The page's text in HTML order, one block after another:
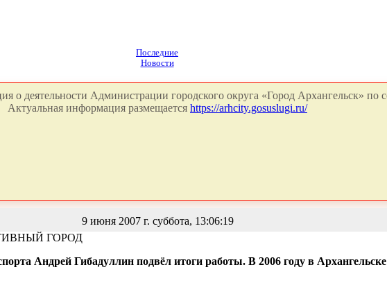
Последние
Новости
о деятельности Администрации городского округа «Город Архангельск» по
Актуальная информация размещается https://arhcity.gosuslugi.ru/
9 июня 2007 г. суббота, 13:06:19
ГОРОД
Андрей Гибадуллин подвёл итоги работы. В 2006 году в